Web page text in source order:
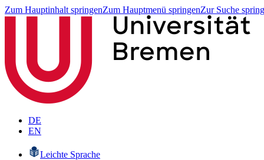
Zum Hauptinhalt springenZum Hauptmenü springenZur Suche
DE
EN
Leichte Sprache